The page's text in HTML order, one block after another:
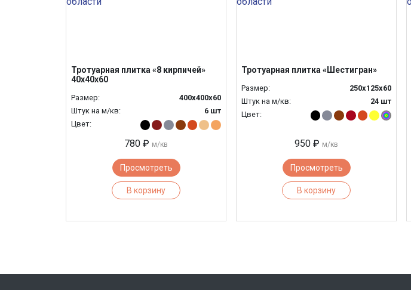
Тротуарная плитка «8 кирпичей»
40х40х60
Размер:
400х400х60
Штук на м/кв:
6 шт
Цвет:
780 ₽ м/кв
Просмотреть
В корзину
Тротуарная плитка «Шестигран»
Размер:
250x125x60
Штук на м/кв:
24 шт
Цвет:
950 ₽ м/кв
Просмотреть
В корзину